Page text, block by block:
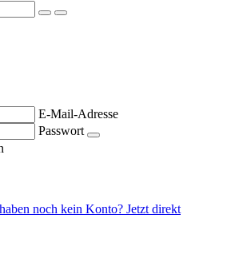
E-Mail-Adresse
Passwort
noch kein Konto? Jetzt direkt